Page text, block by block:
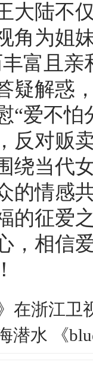
大陆不
角为姐
富且
疑解惑
“爱不怕
对贩卖
绕当代
的情感
的征爱
，相信
在浙江
潜水 《